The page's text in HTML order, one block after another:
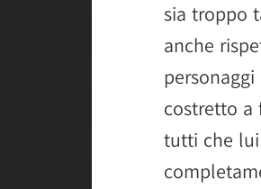
sia troppo
anche
costretto a
tutti che lui